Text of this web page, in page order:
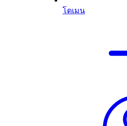
โดเมน